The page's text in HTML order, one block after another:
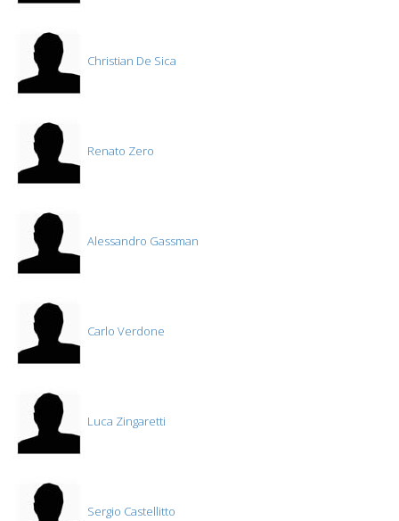
Christian De Sica
Renato Zero
Alessandro Gassman
Carlo Verdone
Luca Zingaretti
Sergio Castellitto